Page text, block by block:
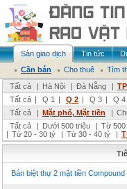
Sàn giao dịch Tin tức
Cần bán
Cho thuê
Tìm
Tất cả
| Hà Nội | Đà Nẵng |
Tất cả | Q 1 | Q 2 | Q 3 | Q 4
Tất cả
| Mặt phố, Mặt tiền |
Tất cả
| Dưới 500 triệu | Từ
| Từ 20 - 30 tỷ | Từ 30 - 40 tỷ |
Bán biệt thự 2 mặt tiền Compound